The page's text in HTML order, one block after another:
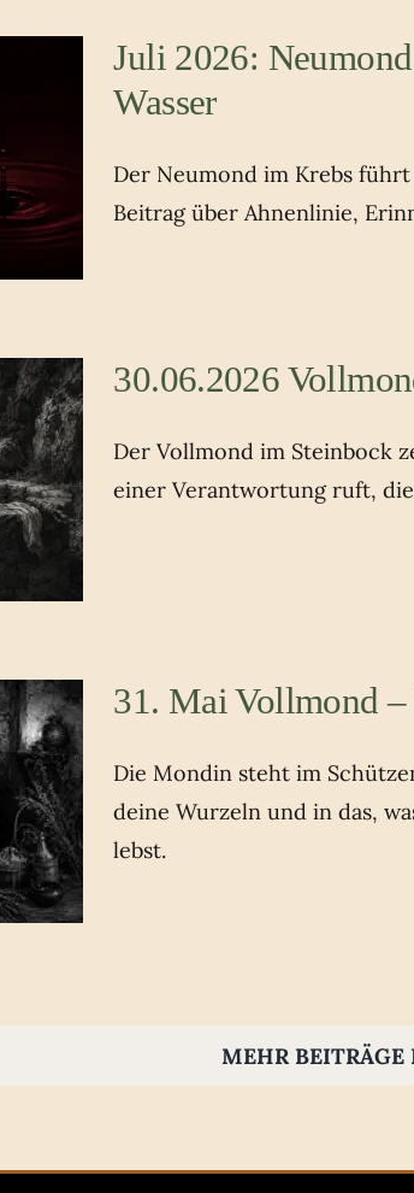
Juli 2026:
Wasser
Der Neumond im Krebs
Beitrag über Ahnenlinie,
30.06.2026
Der Vollmond im Steinbock
einer Verantwortung ruft,
31. Mai Vollmond –
Die Mondin steht im
deine Wurzeln und in das,
lebst.
MEHR BEITRÄGE